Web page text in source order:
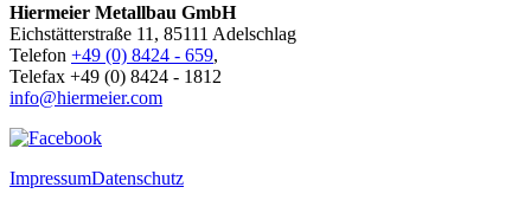
Hiermeier Metallbau GmbH
Eichstätterstraße 11, 85111 Adelschlag
Telefon +49 (0) 8424 - 659,
Telefax +49 (0) 8424 - 1812
info@hiermeier.com
ImpressumDatenschutz